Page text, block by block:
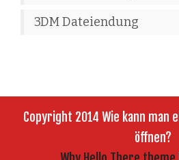
3DM Dateiendung
Copyright 2014 Wie kann man
öffnen?